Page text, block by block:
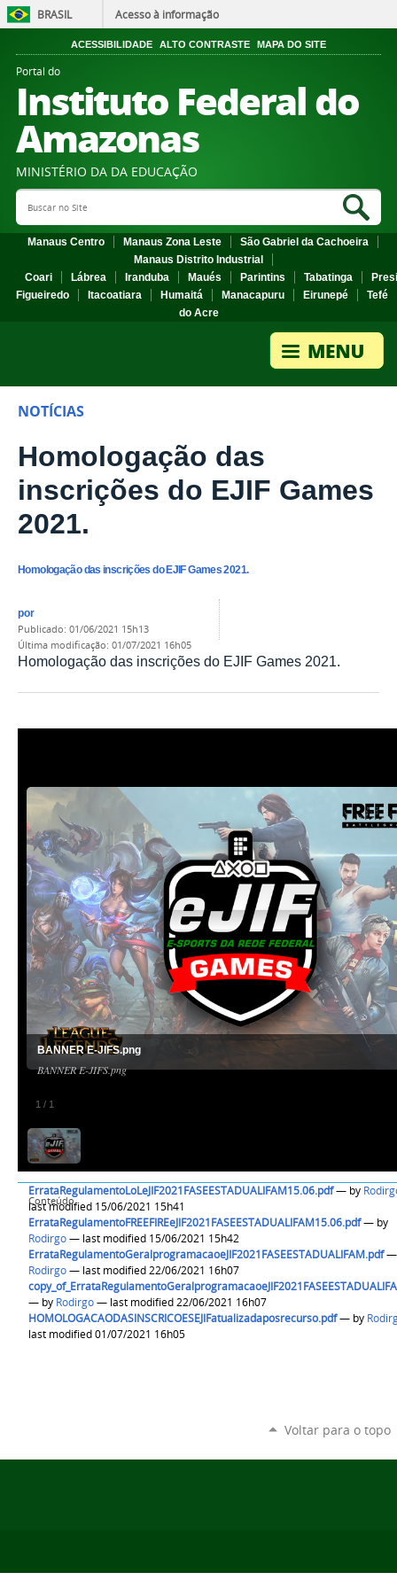
BRASIL Acesso à informação
ACESSIBILIDADE ALTO CONTRASTE MAPA DO SITE
Portal do
Instituto Federal do
Amazonas
MINISTÉRIO DA DA EDUCAÇÃO
Search Site
Manaus Centro Manaus Zona Leste
São Gabriel da Cachoeira
Manaus Distrito Industrial
Coari
Lábrea Iranduba Maués Parintins Tabatinga
Figueiredo
Itacoatiara Humaitá Manacapuru Eirunepé
Tefé
do Acre
NOTÍCIAS
Homologação das
inscrições do EJIF Games
2021.
Homologação das inscrições do EJIF Games 2021.
por
publicado: 01/06/2021 15h13
última modificação: 01/07/2021 16h05
Homologação das inscrições do EJIF Games 2021.
1 / 1
BANNER E-JIFS.png
BANNER E-JIFS.png
Conteúdo
ErrataRegulamentoLoLeJIF2021FASEESTADUALIFAM15.06.pdf— by
last modified 15/06/2021 15h41
ErrataRegulamentoFREEFIREeJIF2021FASEESTADUALIFAM15.06.pdf— by
Rodirgo
— last modified 15/06/2021 15h42
ErrataRegulamentoGeralprogramacaoeJIF2021FASEESTADUALIFAM.pdf
Rodirgo
— last modified 22/06/2021 16h07
— by Rodirgo
— last modified 22/06/2021 16h07
HOMOLOGACAODASINSCRICOESEJIFatualizadaposrecurso.pdf— by
last modified 01/07/2021 16h05
Voltar para o topo